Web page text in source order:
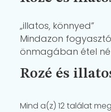
„illatos, könnyed”
Mindazon
önmagában étel
Rozé és
Mind a(z) 12 találat